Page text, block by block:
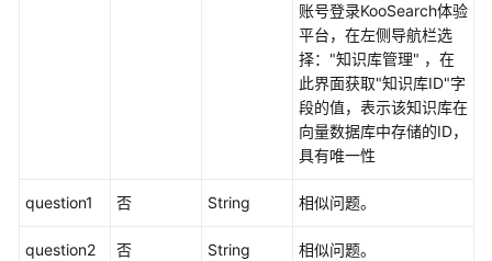
理
账号登录KooSearch体验
平台，在左侧导航栏选
择："知识库管理" ，在
此界面获取"知识库ID"字
段的值，表示该知识库在
向量数据库中存储的ID，
具有唯一性
question1 否 String 相似问题。
question2 否 String 相似问题。